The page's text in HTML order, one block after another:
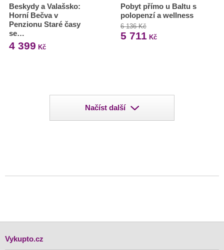
Beskydy a Valašsko:
Horní Bečva v
Penzionu Staré časy
se…
4 399 Kč
Pobyt přímo u Baltu s
polopenzí a wellness
6 136 Kč
5 711 Kč
Načíst další
Vykupto.cz